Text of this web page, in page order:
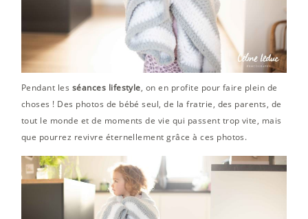
Pendant les séances lifestyle, on en profite pour faire plein de
choses ! Des photos de bébé seul, de la fratrie, des parents, de
tout le monde et de moments de vie qui passent trop vite, mais
que pourrez revivre éternellement grâce à ces photos.